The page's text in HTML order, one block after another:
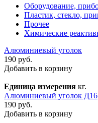
Оборудование,
Пластик, стекло,
Прочее
Химические
Алюминиевый уголок
190 руб.
Добавить в корзину
Единица измерения кг.
Алюминиевый уголок Д16
190 руб.
Добавить в корзину